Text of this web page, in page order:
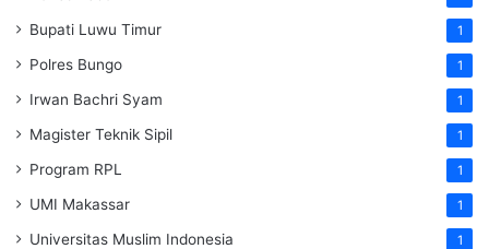
Bupati Luwu Timur 1
Polres Bungo 1
Irwan Bachri Syam 1
Magister Teknik Sipil 1
Program RPL 1
UMI Makassar 1
Universitas Muslim Indonesia 1